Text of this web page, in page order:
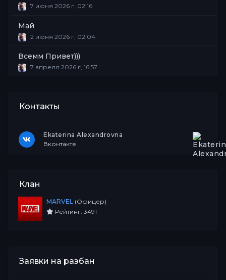
7 июня 2026 г, 02:16
Май
2 июня 2026 г, 02:04
Всемм Привет)))
7 апреля 2026 г, 16:57
Контакты
Ekaterina Alexandrovna
Вконтакте
Клан
MARVEL (Офицер)
Рейтинг: 3491
Заявки на разбан